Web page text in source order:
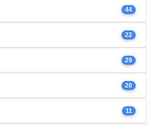
44
22
29
20
11